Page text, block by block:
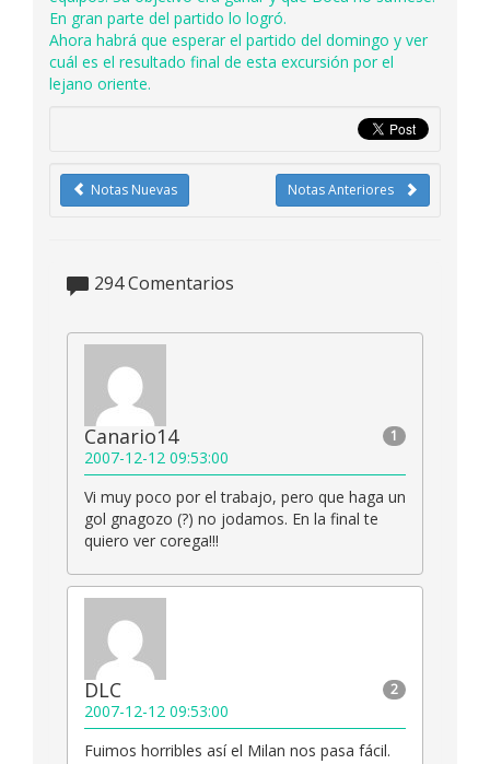
En gran parte del partido lo logró.
Ahora habrá que esperar el partido del domingo y ver
cuál es el resultado final de esta excursión por el
lejano oriente.
Notas Anteriores
Notas Nuevas
294Comentarios
1
Canario14
2007-12-12 09:53:00
Vi muy poco por el trabajo, pero que haga un
gol gnagozo (?) no jodamos. En la final te
quiero ver corega!!!
2
DLC
2007-12-12 09:53:00
Fuimos horribles así el Milan nos pasa fácil.